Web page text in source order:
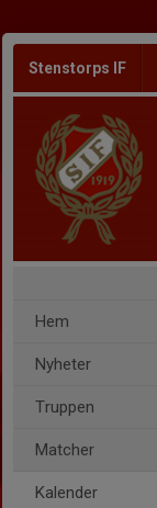
Stenstorps IF
Hem
Nyheter
Truppen
Matcher
Kalender